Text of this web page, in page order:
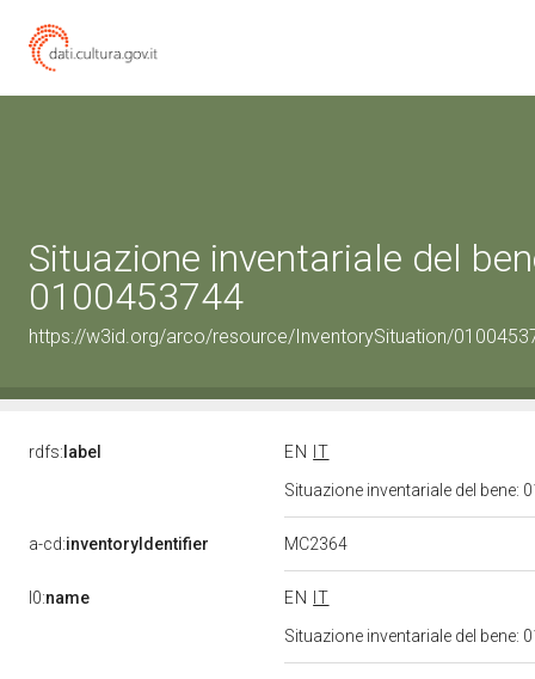
Situazione inventariale del
0100453744
https://w3id.org/arco/resource/InventorySituation/
rdfs: label EN
IT
Situazione inventariale del bene:
a-cd:inventoryIdentifier MC2364
l0:name EN
IT
Situazione inventariale del bene: